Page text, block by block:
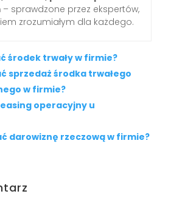
– sprawdzone przez ekspertów,
zrozumiałym dla każdego.
środek trwały w firmie?
sprzedaż środka trwałego
w firmie?
operacyjny u
darowiznę rzeczową w firmie?